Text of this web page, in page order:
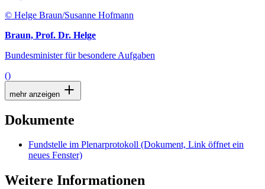
© Helge Braun/Susanne Hofmann
Braun, Prof. Dr. Helge
Bundesminister für besondere Aufgaben
()
mehr anzeigen
Dokumente
Fundstelle im Plenarprotokoll (Dokument, Link öffnet ein
neues Fenster)
Weitere Informationen